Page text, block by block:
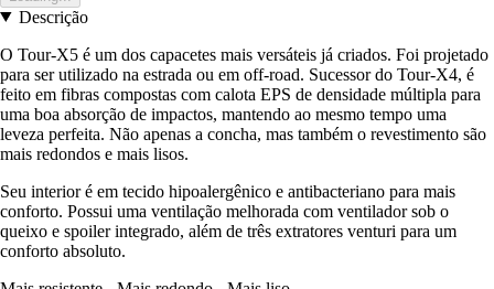
Descrição
O Tour-X5 é um dos capacetes mais versáteis já criados. Foi projetado
para ser utilizado na estrada ou em off-road. Sucessor do Tour-X4, é
feito em fibras compostas com calota EPS de densidade múltipla para
uma boa absorção de impactos, mantendo ao mesmo tempo uma
leveza perfeita. Não apenas a concha, mas também o revestimento são
mais redondos e mais lisos.
Seu interior é em tecido hipoalergênico e antibacteriano para mais
conforto. Possui uma ventilação melhorada com ventilador sob o
queixo e spoiler integrado, além de três extratores venturi para um
conforto absoluto.